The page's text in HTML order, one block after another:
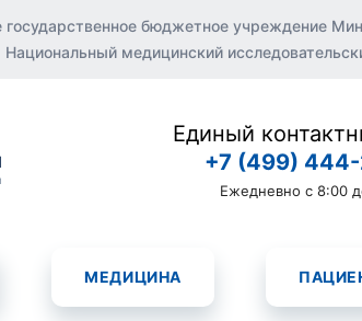
государственное бюджетное учреждение
Национальный медицинский
Единый
+7 (499)
Ежедневно с 8:00
МЕДИЦИНА